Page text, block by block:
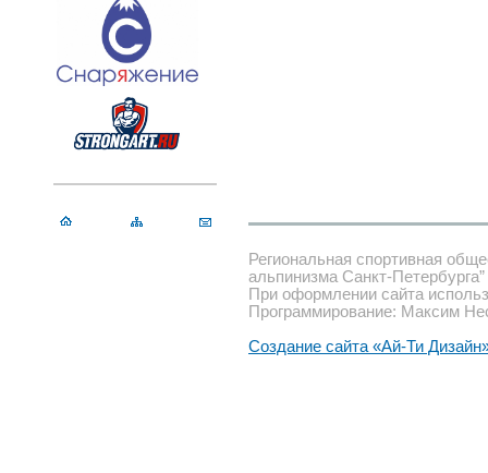
Региональная спортивная
альпинизма Санкт-Петербурга”
При оформлении сайта
Программирование: Максим
Создание сайта «Ай-Ти